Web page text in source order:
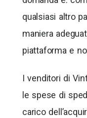
qualsiasi altro
maniera
piattaforma e
I venditori di
le spese di
carico